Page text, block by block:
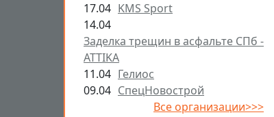
17.04 KMS Sport
14.04
Заделка трещин в асфальте СПб -
ATTIKA
11.04 Гелиос
09.04 СпецНовострой
Все организации>>>